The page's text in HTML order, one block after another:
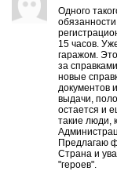
Одного
15 часов.
гаражом.
за
новые
документов
выдачи,
остается и
такие люди,
Предлагаю
Страна и
"героев".